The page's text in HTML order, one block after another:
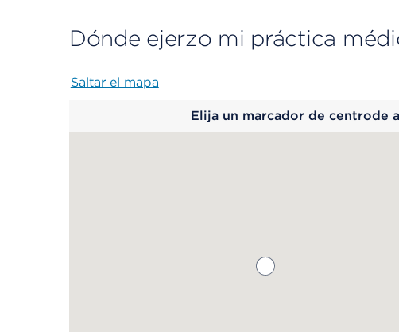
Dónde ejerzo mi práctica
Saltar el mapa
Elija un marcador de centrode